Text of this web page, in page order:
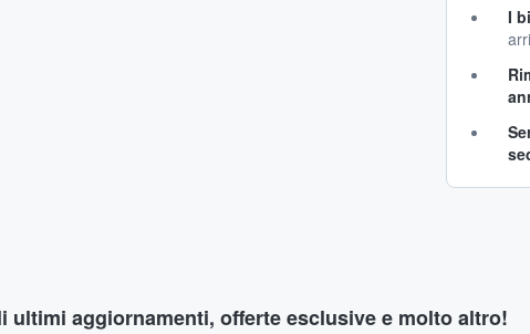
I
ultimi aggiornamenti, offerte esclusive e molto altro!